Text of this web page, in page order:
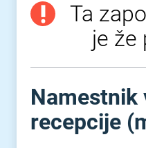
Ta
je že
Namestnik
recepcije